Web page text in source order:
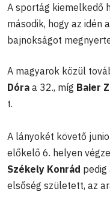
A sportág kiemelkedő
második, hogy az idén
bajnokságot
A magyarok közül
Dóra a 32., míg Baier
t.
A lányokét követő
előkelő 6. helyen
Székely Konrád pedig
elsőség született, az